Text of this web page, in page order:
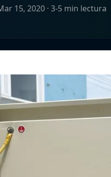
15, 2020 · 3-5 min lectura